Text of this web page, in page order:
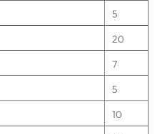
5
20
7
5
10